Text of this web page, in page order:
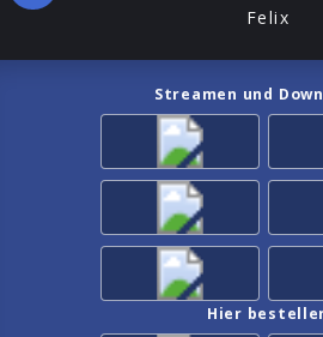
Felix
Streamen und
Hier